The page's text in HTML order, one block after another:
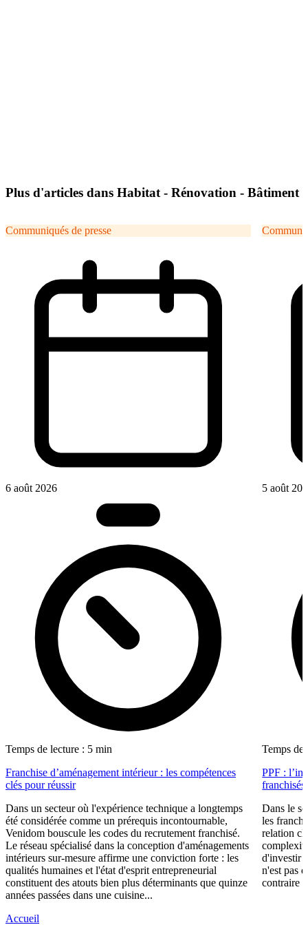
Plus d'articles dans Habitat - Rénovation - Bâtiment
Communiqués de presse
6 août 2026
Temps de lecture : 5 min
Franchise d’aménagement intérieur : les compétences
clés pour réussir
Dans un secteur où l'expérience technique a longtemps
été considérée comme un prérequis incontournable,
Venidom bouscule les codes du recrutement franchisé.
Le réseau spécialisé dans la conception d'aménagements
intérieurs sur-mesure affirme une conviction forte : les
qualités humaines et l'état d'esprit entrepreneurial
constituent des atouts bien plus déterminants que quinze
années passées dans une cuisine...
5 août
Temps de
PPF :
franchisés
Dans le
les
relation
d'investir
n'est pas
contraire
Accueil